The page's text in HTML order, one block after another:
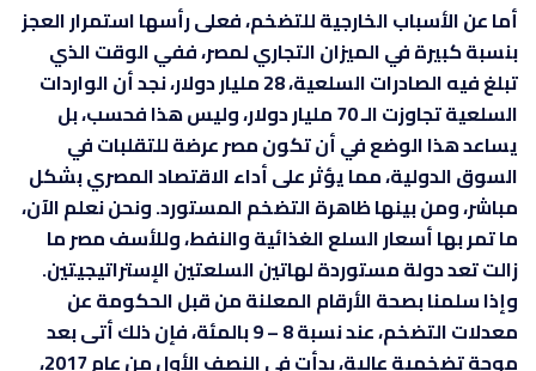
أما عن الأسباب الخارجية للتضخم، فعلى رأسها استمرار العجز
بنسبة كبيرة في الميزان التجاري لمصر، ففي الوقت الذي
تبلغ فيه الصادرات السلعية، 28 مليار دولار، نجد أن الواردات
السلعية تجاوزت الـ 70 مليار دولار، وليس هذا فحسب، بل
يساعد هذا الوضع في أن تكون مصر عرضة للتقلبات في
السوق الدولية، مما يؤثر على أداء الاقتصاد المصري بشكل
مباشر، ومن بينها ظاهرة التضخم المستورد. ونحن نعلم الآن،
ما تمر بها أسعار السلع الغذائية والنفط، وللأسف مصر ما
زالت تعد دولة مستوردة لهاتين السلعتين الإستراتيجيتين.
وإذا سلمنا بصحة الأرقام المعلنة من قبل الحكومة عن
معدلات التضخم، عند نسبة 8 – 9 بالمئة، فإن ذلك أتى بعد
موجة تضخمية عالية، بدأت في النصف الأول من عام 2017،